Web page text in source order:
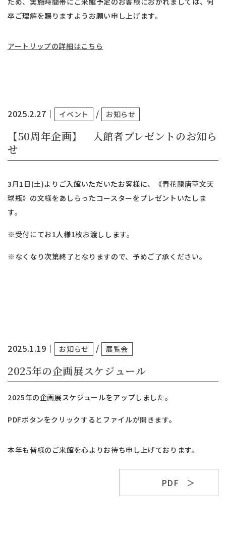
卒ご理解を賜りますようお願い申し上げます。
アートリップの詳細はこちら
2025.2.27 ｜ イベント / お知らせ
【50周年企画】 入館者プレゼントのお知ら
せ
3月1日(土)よりご入館いただいたお客様に、《青花龍唐草文天
球瓶》の文様をあしらったコースターをプレゼントいたしま
す。
※受付にてお1人様1枚お渡しします。
※なくなり次第終了となりますので、予めご了承ください。
2025.1.19 ｜ お知らせ / 展覧会
2025年の企画展スケジュール
2025年の企画展スケジュールをアップしました。
PDFボタンをクリックするとファイルが開きます。
本年も皆様のご来館を心よりお待ち申し上げております。
PDF